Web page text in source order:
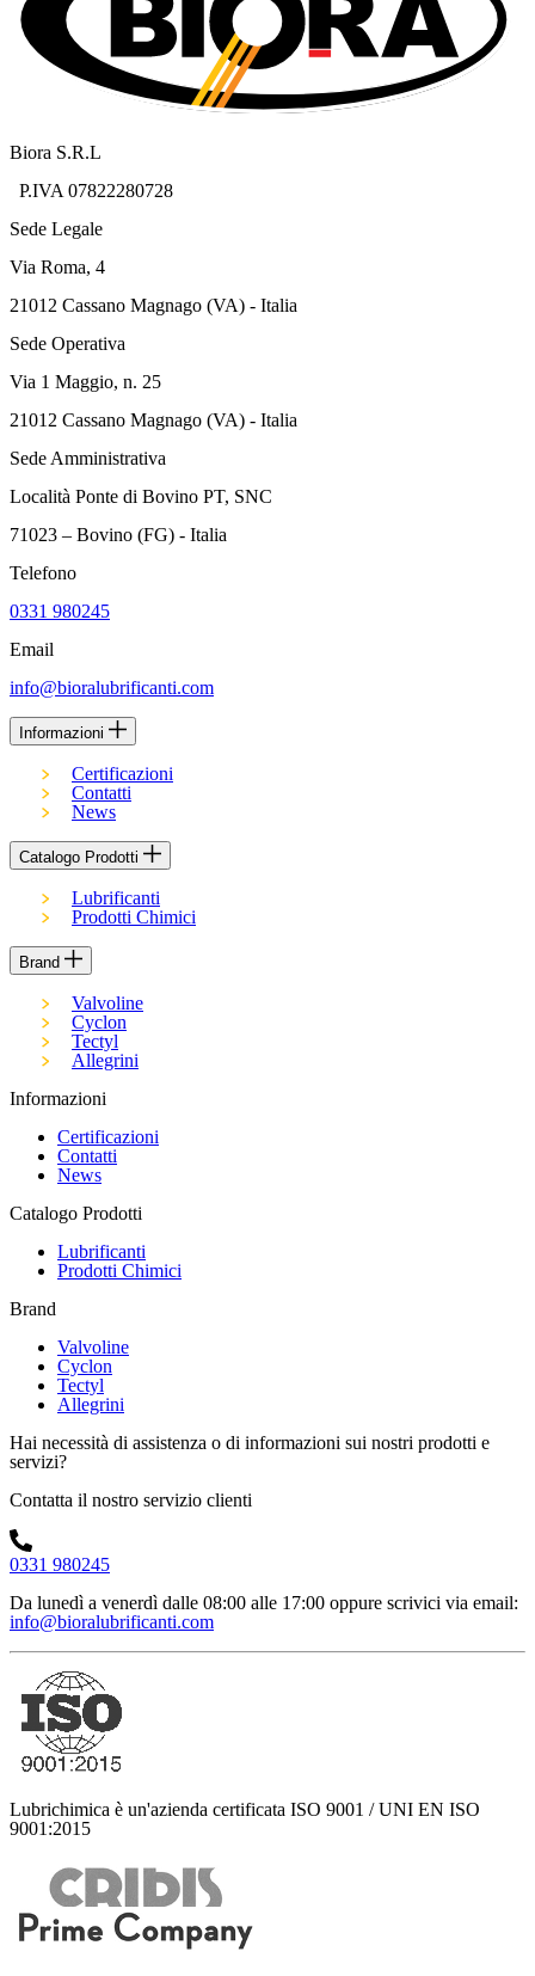
Biora S.R.L
P.IVA 07822280728
Sede Legale
Via Roma, 4
21012 Cassano Magnago (VA) - Italia
Sede Operativa
Via 1 Maggio, n. 25
21012 Cassano Magnago (VA) - Italia
Sede Amministrativa
Località Ponte di Bovino PT, SNC
71023 – Bovino (FG) - Italia
Telefono
0331 980245
Email
info@bioralubrificanti.com
Informazioni
Certificazioni
Contatti
News
Catalogo Prodotti
Lubrificanti
Prodotti Chimici
Brand
Valvoline
Cyclon
Tectyl
Allegrini
Informazioni
Certificazioni
Contatti
News
Catalogo Prodotti
Lubrificanti
Prodotti Chimici
Brand
Valvoline
Cyclon
Tectyl
Allegrini
Hai necessità di assistenza o di informazioni sui nostri prodotti e
servizi?
Contatta il nostro servizio clienti
0331 980245
Da lunedì a venerdì dalle 08:00 alle 17:00 oppure scrivici via email:
info@bioralubrificanti.com
Lubrichimica è un'azienda certificata ISO 9001 / UNI EN ISO
9001:2015